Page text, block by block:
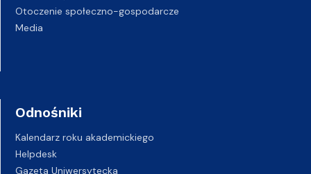
Otoczenie społeczno-gospodarcze
Media
Odnośniki
Kalendarz roku akademickiego
Helpdesk
Gazeta Uniwersytecka